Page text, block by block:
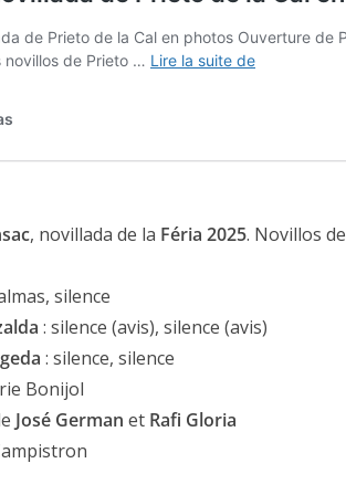
, novillada de la Féria 2025. Novillos de
silence
: silence (avis), silence (avis)
: silence, silence
Bonijol
José German et Rafi Gloria